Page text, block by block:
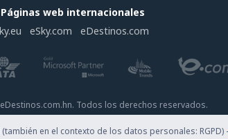
Páginas web internacionales
eSky.com eDestinos.com
Todos los derechos reservados.
en el contexto de los datos personales: RGPD) -